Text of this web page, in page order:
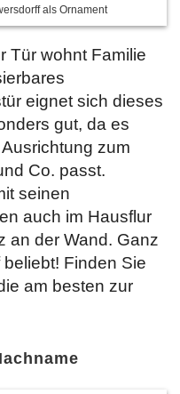
als Ornament
Tür wohnt Familie
eignet sich dieses
gut, da es
zum
Co. passt.
seinen
auch im Hausflur
an der Wand. Ganz
Finden Sie
am besten zur